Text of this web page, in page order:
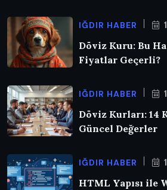
IĞDIR HABER
Döviz Kuru: Bu
Fiyatlar Geçerli?
IĞDIR HABER
Döviz Kurları: 14
Güncel Değerler
IĞDIR HABER
HTML Yapısı ile